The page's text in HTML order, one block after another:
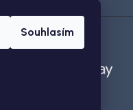
Souhlasím